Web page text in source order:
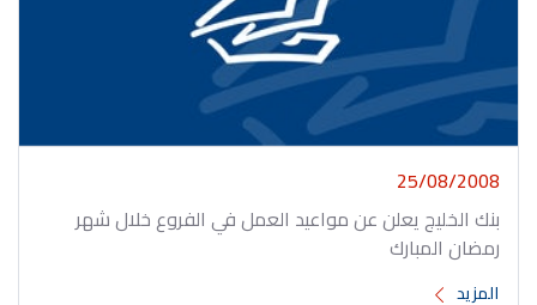
25/08/2008
بنك الخليج يعلن عن مواعيد العمل في الفروع خلال شهر
رمضان المبارك
المزيد